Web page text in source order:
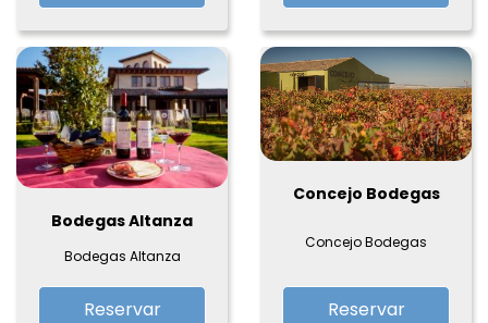
Bodegas Altanza
Bodegas Altanza
Reservar
Concejo Bodegas
Concejo Bodegas
Reservar